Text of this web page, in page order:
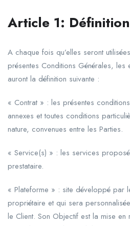
Article 1:
A chaque fois qu’elles seront
présentes Conditions Générales, les
auront la définition suivante :
« Contrat » : les présentes
annexes et toutes conditions
nature, convenues entre les Parties.
« Service(s) » : les services
prestataire.
« Plateforme » : site développé par
propriétaire et qui sera
le Client. Son Objectif est la mise en